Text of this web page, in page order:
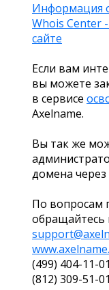
Информация
Whois Center
сайте
Если вам
вы можете
в сервисе
Axelname.
Вы так же
домена через
По вопросам
обращайтесь
(499) 404-11-01
(812) 309-51-01